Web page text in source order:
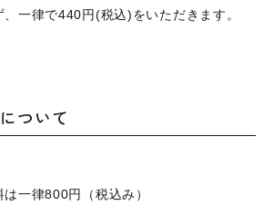
一律で440円(税込)をいただきます。
ついて
一律800円（税込み）